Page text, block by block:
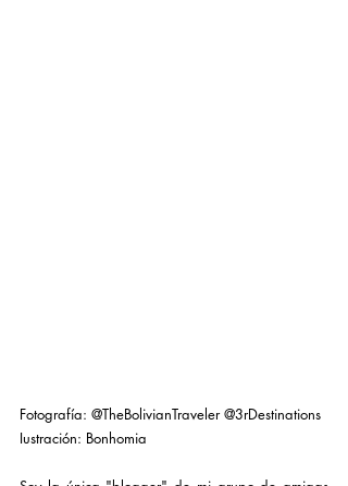
Fotografía: @TheBolivianTraveler @3rDestinations
Iustración: Bonhomia